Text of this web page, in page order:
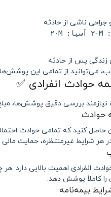
ناشی از حادثه
زندگی پس از حادثه
می‌توانید از تمامی این
حوادث انفرادی ✅
بررسی دقیق پوشش‌ها،
حاصل کنید که تمامی حوادث
شرایط غیرمنتظره، حمایت
انفرادی اهمیت بالایی دارد.
کاملاً پوشش دهد.